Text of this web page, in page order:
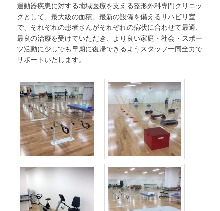
運動器疾患に対する地域医療を支える整形外科専門クリニッ
クとして、最大級の面積、最新の設備を備えるリハビリ室
で、それぞれの患者さんがそれぞれの病状に合わせて最適、
最良の治療を受けていただき、より良い家庭・社会・スポー
ツ活動に少しでも早期に復帰できるようスタッフ一同全力で
サポートいたします。